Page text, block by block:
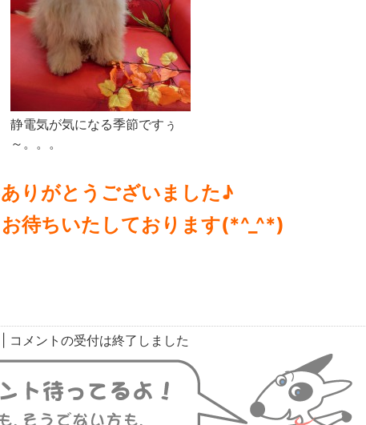
静電気が気になる季節ですぅ
～。。。
りがとうございました♪
待ちいたしております(*^_^*)
コメントの受付は終了しました